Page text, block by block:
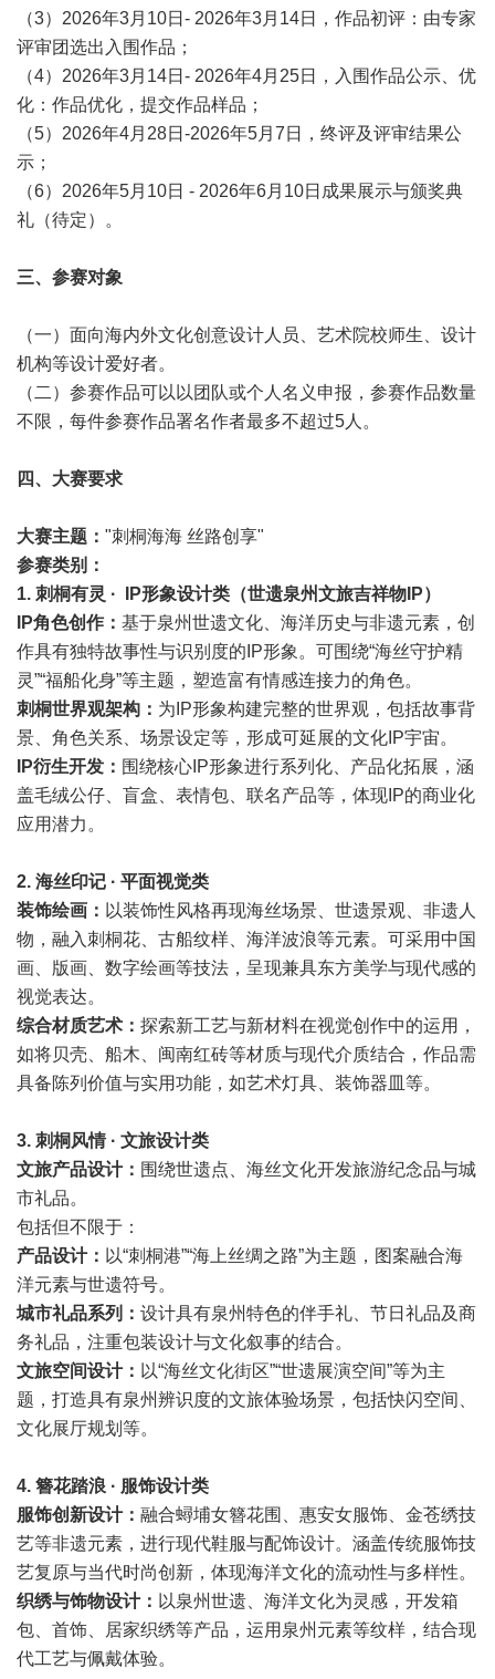
（3）2026年3月10日- 2026年3月14日，作品初评：由专家
评审团选出入围作品；
（4）2026年3月14日- 2026年4月25日，入围作品公示、优
化：作品优化，提交作品样品；
（5）2026年4月28日-2026年5月7日，终评及评审结果公
示；
（6）2026年5月10日 - 2026年6月10日成果展示与颁奖典
礼（待定）。
三、参赛对象
（一）面向海内外文化创意设计人员、艺术院校师生、设计
机构等设计爱好者。
（二）参赛作品可以以团队或个人名义申报，参赛作品数量
不限，每件参赛作品署名作者最多不超过5人。
四、大赛要求
大赛主题： "刺桐海海 丝路创享"
参赛类别：
1. 刺桐有灵 · IP形象设计类（世遗泉州文旅吉祥物IP）
IP角色创作： 基于泉州世遗文化、海洋历史与非遗元素，创
作具有独特故事性与识别度的IP形象。可围绕“海丝守护精
灵”“福船化身”等主题，塑造富有情感连接力的角色。
刺桐世界观架构： 为IP形象构建完整的世界观，包括故事背
景、角色关系、场景设定等，形成可延展的文化IP宇宙。
IP衍生开发： 围绕核心IP形象进行系列化、产品化拓展，涵
盖毛绒公仔、盲盒、表情包、联名产品等，体现IP的商业化
应用潜力。
2. 海丝印记 · 平面视觉类
装饰绘画： 以装饰性风格再现海丝场景、世遗景观、非遗人
物，融入刺桐花、古船纹样、海洋波浪等元素。可采用中国
画、版画、数字绘画等技法，呈现兼具东方美学与现代感的
视觉表达。
综合材质艺术： 探索新工艺与新材料在视觉创作中的运用，
如将贝壳、船木、闽南红砖等材质与现代介质结合，作品需
具备陈列价值与实用功能，如艺术灯具、装饰器皿等。
3. 刺桐风情 · 文旅设计类
文旅产品设计： 围绕世遗点、海丝文化开发旅游纪念品与城
市礼品。
包括但不限于：
产品设计： 以“刺桐港”“海上丝绸之路”为主题，图案融合海
洋元素与世遗符号。
城市礼品系列： 设计具有泉州特色的伴手礼、节日礼品及商
务礼品，注重包装设计与文化叙事的结合。
文旅空间设计： 以“海丝文化街区”“世遗展演空间”等为主
题，打造具有泉州辨识度的文旅体验场景，包括快闪空间、
文化展厅规划等。
4. 簪花踏浪 · 服饰设计类
服饰创新设计： 融合蟳埔女簪花围、惠安女服饰、金苍绣技
艺等非遗元素，进行现代鞋服与配饰设计。涵盖传统服饰技
艺复原与当代时尚创新，体现海洋文化的流动性与多样性。
织绣与饰物设计： 以泉州世遗、海洋文化为灵感，开发箱
包、首饰、居家织绣等产品，运用泉州元素等纹样，结合现
代工艺与佩戴体验。